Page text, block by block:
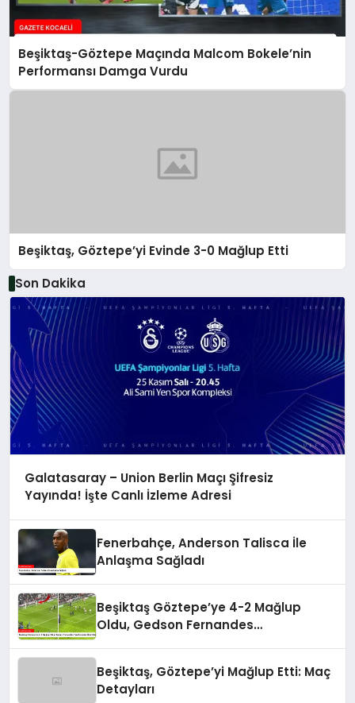
Beşiktaş-Göztepe Maçında Malcom Bokele’nin
Performansı Damga Vurdu
Beşiktaş, Göztepe’yi Evinde 3-0 Mağlup Etti
Son Dakika
Galatasaray – Union Berlin Maçı Şifresiz
Yayında! İşte Canlı İzleme Adresi
Fenerbahçe, Anderson Talisca İle
Anlaşma Sağladı
Beşiktaş Göztepe’ye 4-2 Mağlup
Oldu, Gedson Fernandes
Beşiktaş, Göztepe’yi Mağlup Etti: Maç
Detayları